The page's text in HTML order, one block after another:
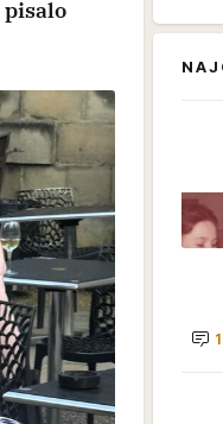
pisalo
1